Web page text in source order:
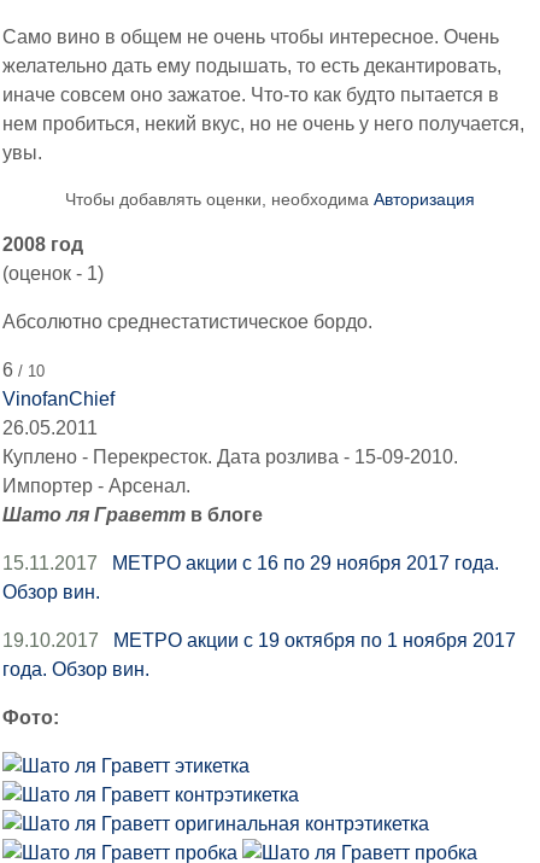
Само вино в общем не очень чтобы интересное. Очень
желательно дать ему подышать, то есть декантировать,
иначе совсем оно зажатое. Что-то как будто пытается в
нем пробиться, некий вкус, но не очень у него получается,
увы.
Чтобы добавлять оценки, необходима Авторизация
2008 год
(оценок - 1)
Абсолютно среднестатистическое бордо.
6 / 10
VinofanChief
26.05.2011
Куплено - Перекресток. Дата розлива - 15-09-2010.
Импортер - Арсенал.
Шато ля Граветт в блоге
15.11.2017
МЕТРО акции с 16 по 29 ноября 2017 года.
Обзор вин.
19.10.2017
МЕТРО акции с 19 октября по 1 ноября 2017
года. Обзор вин.
Фото: